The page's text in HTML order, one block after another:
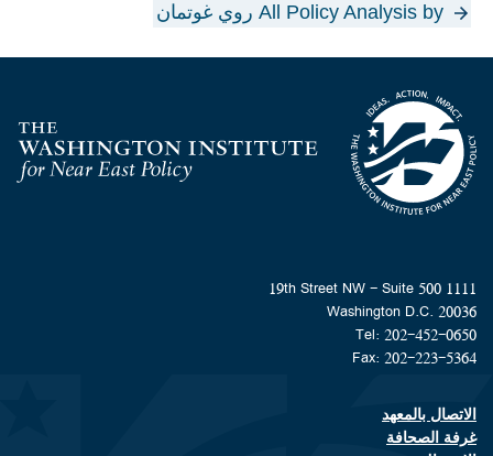
All Policy Analysis by روي غوتمان
Homepage
1111 19th Street NW - Suite 500
Washington D.C. 20036
Tel: 202-452-0650
Fax: 202-223-5364
Footer contact links
الاتصال بالمعهد
غرفة الصحافة